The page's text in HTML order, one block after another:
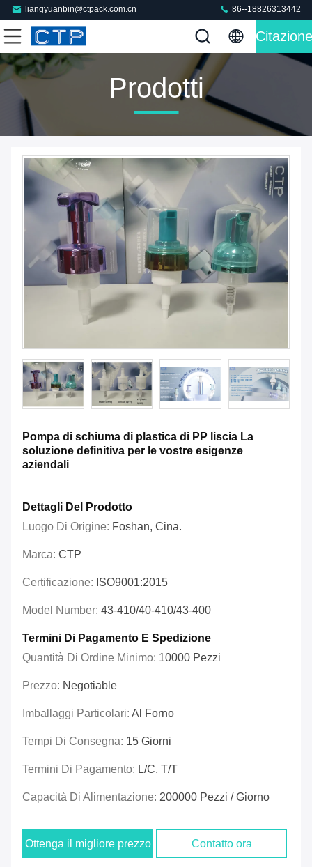
liangyuanbin@ctpack.com.cn 86--18826313442
Citazione
Prodotti
Pompa di schiuma di plastica di PP liscia La
soluzione definitiva per le vostre esigenze
aziendali
Dettagli Del Prodotto
Luogo Di Origine: Foshan, Cina.
Marca: CTP
Certificazione: ISO9001:2015
Model Number: 43-410/40-410/43-400
Termini Di Pagamento E Spedizione
Quantità Di Ordine Minimo: 10000 Pezzi
Prezzo: Negotiable
Imballaggi Particolari: Al Forno
Tempi Di Consegna: 15 Giorni
Termini Di Pagamento: L/C, T/T
Capacità Di Alimentazione: 200000 Pezzi / Giorno
Ottenga il migliore prezzo Contatto ora